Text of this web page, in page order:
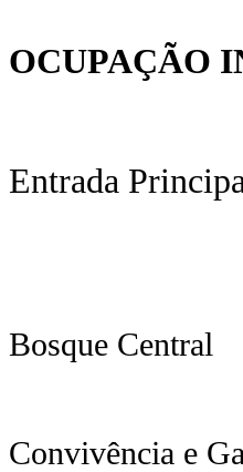
OCUPAÇÃO
Entrada
Bosque Central
Convivência e